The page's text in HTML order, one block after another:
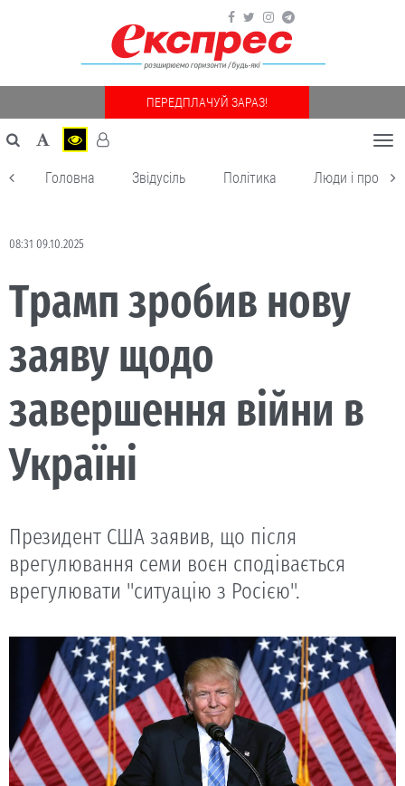
ПЕРЕДПЛАЧУЙ ЗАРАЗ!
Головна Звідусіль Політика Люди і
08:31 09.10.2025
Трамп зробив нову
заяву щодо
завершення війни в
Україні
Президент США заявив, що після
врегулювання семи воєн сподівається
врегулювати "ситуацію з Росією".